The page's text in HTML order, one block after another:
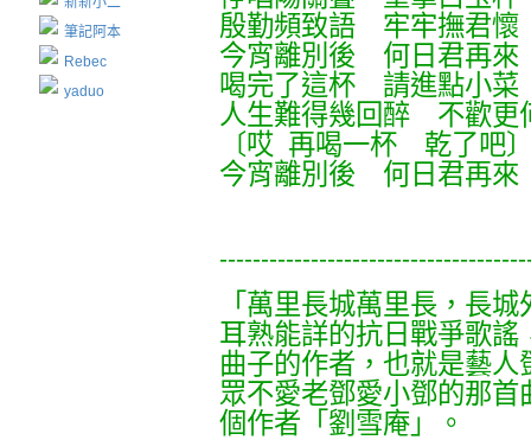
筆記阿本
Rebec
yaduo
殷勤頻致語 牢牢撫君懷
今宵離別後 何日君再來
喝完了這杯 請進點小菜
人生難得幾回醉 不歡更
〔哎 再喝一杯 乾了吧
今宵離別後 何日君再來
「萬里長城萬里長，長
耳熟能詳的抗日戰爭歌
曲子的作者，也就是藝
眾不愛老鄧愛小鄧的那
個作者「劉雪庵」。